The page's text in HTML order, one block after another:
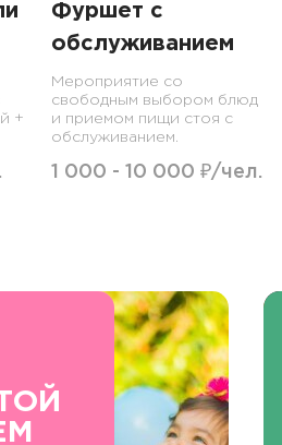
+
Фуршет с
обслуживанием
Мероприятие со
свободным выбором блюд
и приемом пищи стоя с
обслуживанием.
1 000 - 10 000 ₽/чел.